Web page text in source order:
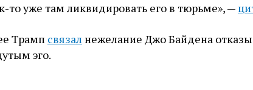
то уже там ликвидировать его в тюрьме», —
Трамп связал нежелание Джо Байдена
эго.